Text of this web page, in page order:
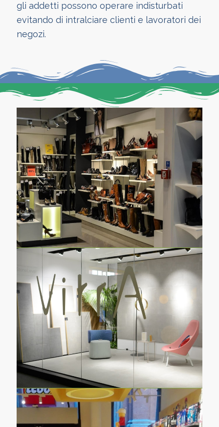
gli addetti possono operare indisturbati
evitando di intralciare clienti e lavoratori dei
negozi.